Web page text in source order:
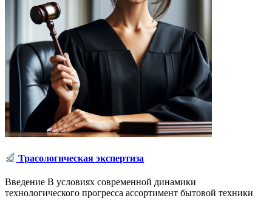
Трасологическая экспертиза
Введение В условиях современной динамики
технологического прогресса ассортимент бытовой техники